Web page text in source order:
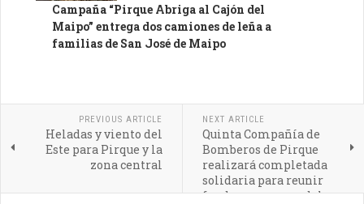
Campaña “Pirque Abriga al Cajón del
Maipo” entrega dos camiones de leña a
familias de San José de Maipo
PREVIOUS ARTICLE
Heladas y viento del
Este para Pirque y la
zona central
NEXT ARTICLE
Quinta Compañía de
Bomberos de Pirque
realizará completada
solidaria para reunir
fondos para remodelar